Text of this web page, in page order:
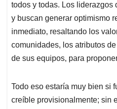
todos y todas. Los
y buscan generar optimismo
inmediato, resaltando los
comunidades, los atributos
de sus equipos, para
Todo eso estaría muy bien si
creíble provisionalmente; sin